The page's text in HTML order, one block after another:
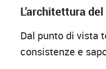
L’architettura
Dal punto di vista
consistenze e